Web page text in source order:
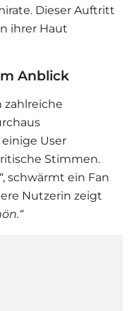
Dieser Auftritt
ihrer Haut
Anblick
zahlreiche
User
Stimmen.
, schwärmt ein Fan
Nutzerin zeigt